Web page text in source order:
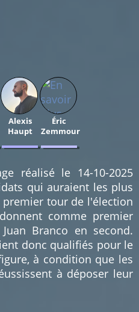
Alexis
Haupt
1.2
Éric
Zemmour
1.2
réalisé le 14-10-2025
qui auraient les plus
premier tour de l'élection
comme premier
Branco en second.
donc qualifiés pour le
à condition que les
à déposer leur